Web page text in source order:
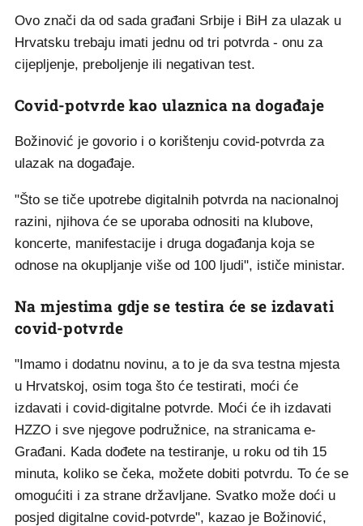
Ovo znači da od sada građani Srbije i BiH za ulazak u
Hrvatsku trebaju imati jednu od tri potvrda - onu za
cijepljenje, preboljenje ili negativan test.
Covid-potvrde kao ulaznica na događaje
Božinović je govorio i o korištenju covid-potvrda za
ulazak na događaje.
"Što se tiče upotrebe digitalnih potvrda na nacionalnoj
razini, njihova će se uporaba odnositi na klubove,
koncerte, manifestacije i druga događanja koja se
odnose na okupljanje više od 100 ljudi", ističe ministar.
Na mjestima gdje se testira će se izdavati
covid-potvrde
"Imamo i dodatnu novinu, a to je da sva testna mjesta
u Hrvatskoj, osim toga što će testirati, moći će
izdavati i covid-digitalne potvrde. Moći će ih izdavati
HZZO i sve njegove podružnice, na stranicama e-
Građani. Kada dođete na testiranje, u roku od tih 15
minuta, koliko se čeka, možete dobiti potvrdu. To će se
omogućiti i za strane državljane. Svatko može doći u
posjed digitalne covid-potvrde", kazao je Božinović,